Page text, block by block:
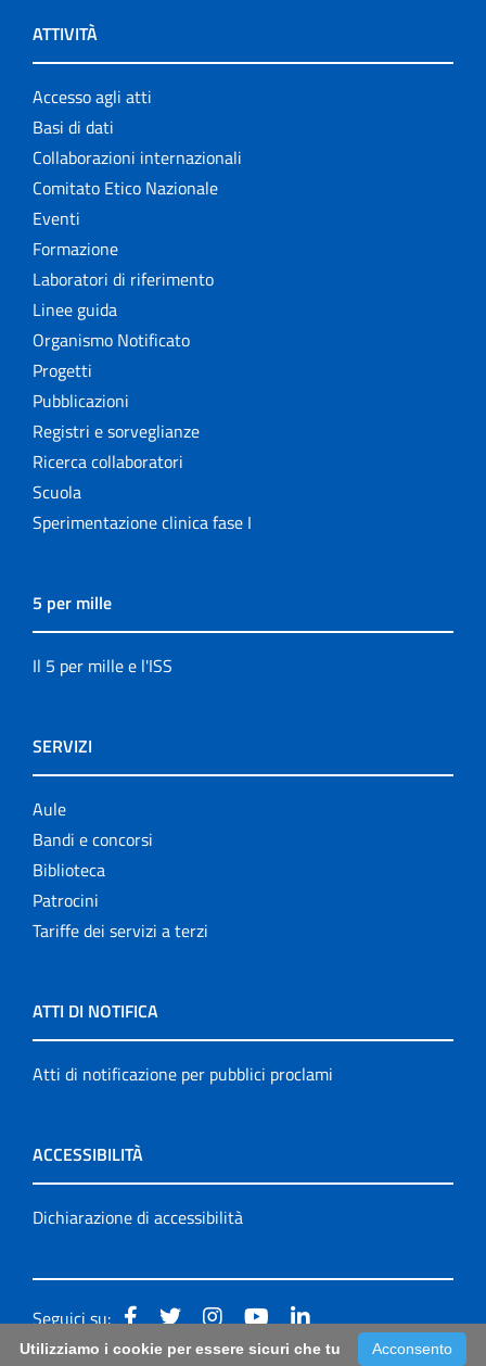
ATTIVITÀ
Accesso agli atti
Basi di dati
Collaborazioni internazionali
Comitato Etico Nazionale
Eventi
Formazione
Laboratori di riferimento
Linee guida
Organismo Notificato
Progetti
Pubblicazioni
Registri e sorveglianze
Ricerca collaboratori
Scuola
Sperimentazione clinica fase I
5 per mille
Il 5 per mille e l'ISS
SERVIZI
Aule
Bandi e concorsi
Biblioteca
Patrocini
Tariffe dei servizi a terzi
ATTI DI NOTIFICA
Atti di notificazione per pubblici proclami
ACCESSIBILITÀ
Dichiarazione di accessibilità
Seguici su:
Acconsento
Utilizziamo i cookie per essere sicuri che tu